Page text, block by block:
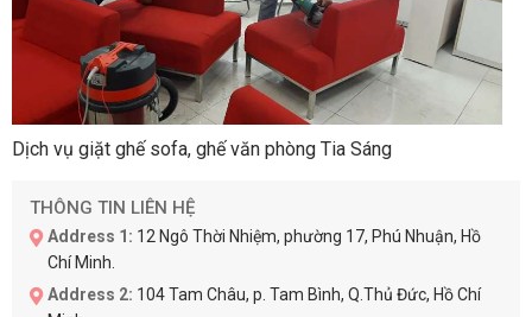
Dịch vụ giặt ghế sofa, ghế văn phòng Tia Sáng
THÔNG TIN LIÊN HỆ
Address 1: 12 Ngô Thời Nhiệm, phường 17, Phú Nhuận, Hồ
Chí Minh.
Address 2: 104 Tam Châu, p. Tam Bình, Q.Thủ Đức, Hồ Chí